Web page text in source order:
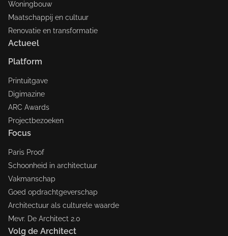
Woningbouw
Maatschappij en cultuur
Renovatie en transformatie
Actueel
Platform
Printuitgave
Digimazine
ARC Awards
Projectbezoeken
Focus
Paris Proof
Schoonheid in architectuur
Vakmanschap
Goed opdrachtgeverschap
Architectuur als culturele waarde
Mevr. De Architect 2.0
Volg de Architect